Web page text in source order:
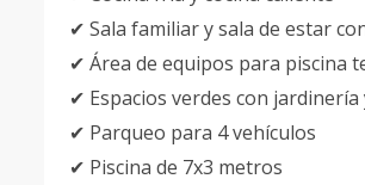
✔ Sala familiar y sala de estar
✔ Área de equipos para piscina
✔ Espacios verdes con
✔ Parqueo para 4 vehículos
✔ Piscina de 7x3 metros